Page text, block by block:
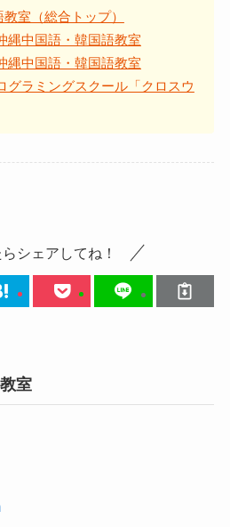
室（総合トップ）
縄中国語・韓国語教室
縄中国語・韓国語教室
グラミングスクール「クロスウ
シェアしてね！
室